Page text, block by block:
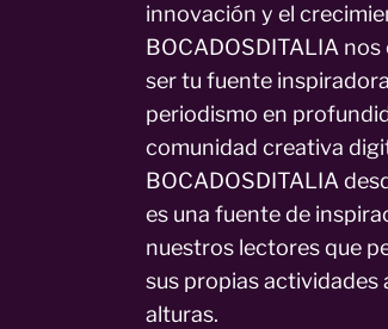
innovación y el
BOCADOSDITALIA
ser tu fuente
periodismo en
comunidad creativa
BOCADOSDITALIA
es una fuente de
nuestros lectores que
sus propias actividades
alturas.